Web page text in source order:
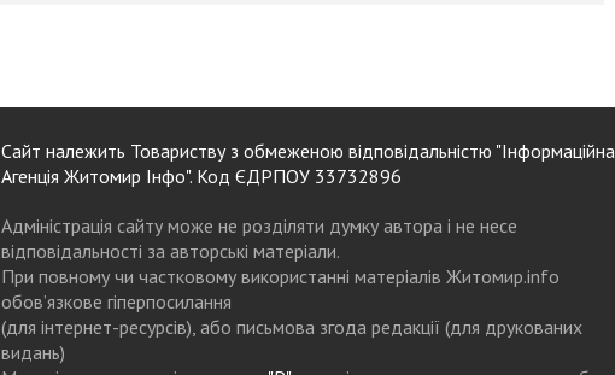
Сайт належить Товариству з обмеженою відповідальністю "Інформаційна
Агенція Житомир Інфо". Код ЄДРПОУ 33732896
Адміністрація сайту може не розділяти думку автора і не несе
відповідальності за авторські матеріали.
При повному чи частковому використанні матеріалів Житомир.info
обов’язкове гіперпосилання
(для інтернет-ресурсів), або письмова згода редакції (для друкованих
видань)